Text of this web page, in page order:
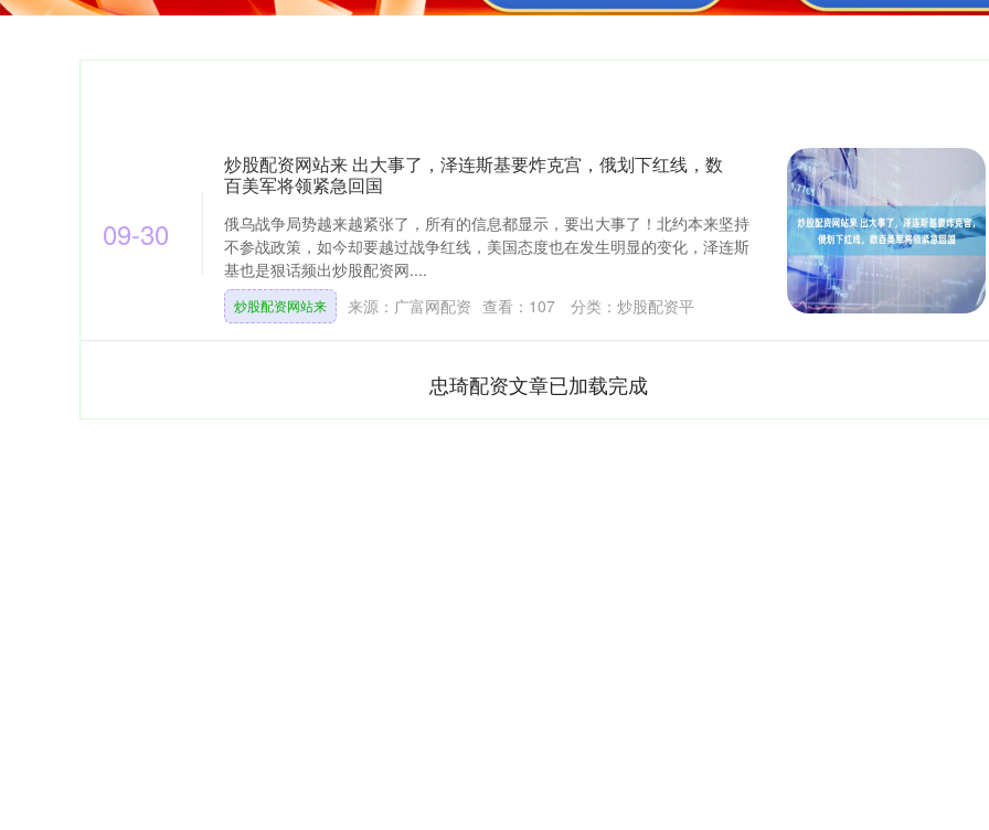
09-30
炒股配资网站来 出大事了，泽连斯基要炸克宫，俄划下红线，数
百美军将领紧急回国
俄乌战争局势越来越紧张了，所有的信息都显示，要出大事了！北约本来坚持
不参战政策，如今却要越过战争红线，美国态度也在发生明显的变化，泽连斯
基也是狠话频出炒股配资网....
炒股配资网站来 来源：广富网配资 查看： 107 分类： 炒股配资平
忠琦配资文章已加载完成